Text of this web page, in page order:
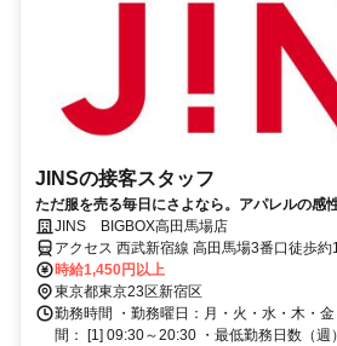
JINSの接客スタッフ
ただ服を売る毎日にさよなら。アパレルの感
ノの「専門技術職」へ。
JINS BIGBOX高田馬場店
アクセス 西武新宿線 高田馬場3番口徒歩
3番口徒歩約1分、東京メトロ東西線 高田
馬場駅」直結
時給1,450円以上
東京都東京23区新宿区
勤務時間 ・勤務曜日：月・火・水・木・
間： [1] 09:30～20:30 ・最低勤務日数（週